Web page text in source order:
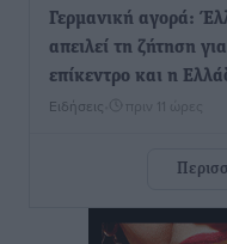
Γερμανική αγορά:
απειλεί τη ζήτηση
επίκεντρο και η
Ειδήσεις πριν 11 ώρες
Νέο ξενοδοχείο στη
στην Κω